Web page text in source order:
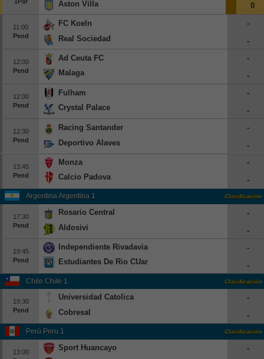
1Par
Aston Villa
0
11:00
Pend
FC Koeln
Real Sociedad
-
-
12:00
Pend
Ad Ceuta FC
Malaga
-
-
12:00
Pend
Fulham
Crystal Palace
-
-
12:30
Pend
Racing Santander
Deportivo Alaves
-
-
13:45
Pend
Monza
Calcio Padova
-
-
Argentina Argentina 1 Clasificación
17:30
Pend
Rosario Central
Aldosivi
-
-
19:45
Pend
Independiente Rivadavia
Estudiantes De Rio CUarto
-
-
Chile Chile 1 Clasificación
19:30
Pend
Universidad Catolica
Cobresal
-
-
Perú Peru 1 Clasificación
13:00
Sport Huancayo
-
Europa League
Supercopa Europa
Partidos amistosos
Partidos televisados
Baloncesto
Europa
Eurocup
ACB
LEB
Estados Unidos
NBA
Tenis
Beisbol
Hockey
Fútbol Americano
Clasificación